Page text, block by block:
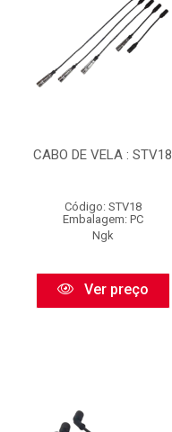
CABO DE VELA : STV18
Código: STV18
Embalagem: PC
Ngk
Ver preço